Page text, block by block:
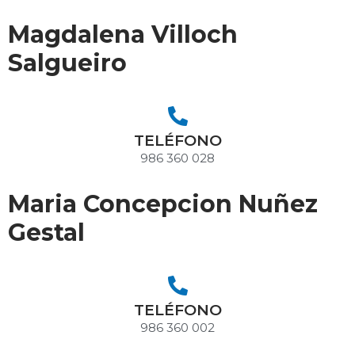
Magdalena Villoch
Salgueiro
TELÉFONO
986 360 028
Maria Concepcion Nuñez
Gestal
TELÉFONO
986 360 002